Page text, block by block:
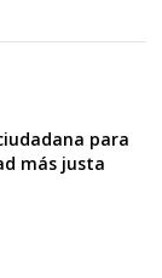
para
más justa